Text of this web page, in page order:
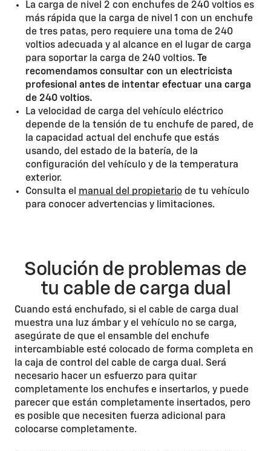
La carga de nivel 2 con enchufes de 240 voltios es
más rápida que la carga de nivel 1 con un enchufe
de tres patas, pero requiere una toma de 240
voltios adecuada y al alcance en el lugar de carga
para soportar la carga de 240 voltios.
Te
recomendamos consultar con un electricista
profesional antes de intentar efectuar una carga
de 240 voltios.
La velocidad de carga del vehículo eléctrico
depende de la tensión de tu enchufe de pared, de
la capacidad actual del enchufe que estás
usando, del estado de la batería, de la
configuración del vehículo y de la temperatura
exterior.
Consulta el manual del propietariode tu vehículo
para conocer advertencias y limitaciones.
Solución de problemas de
tu cable de carga dual
Cuando está enchufado, si el cable de carga dual
muestra una luz ámbar y el vehículo no se carga,
asegúrate de que el ensamble del enchufe
intercambiable esté colocado de forma completa en
la caja de control del cable de carga dual. Será
necesario hacer un esfuerzo para quitar
completamente los enchufes e insertarlos, y puede
parecer que están completamente insertados, pero
es posible que necesiten fuerza adicional para
colocarse completamente.